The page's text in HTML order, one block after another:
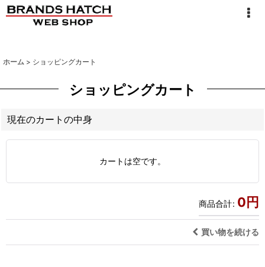
ホーム > ショッピングカート
ショッピングカート
現在のカートの中身
カートは空です。
商品合計: 0円
買い物を続ける